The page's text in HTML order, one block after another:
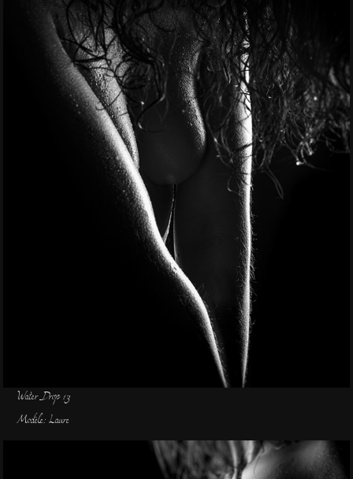
Water Drop 13
Modèle: Laure